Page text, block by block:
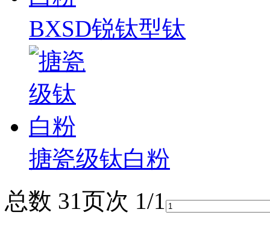
BXSD锐钛型钛
搪瓷级钛白粉
总数 31页次 1/1